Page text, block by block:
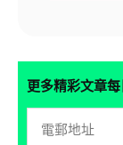
更多精彩文章